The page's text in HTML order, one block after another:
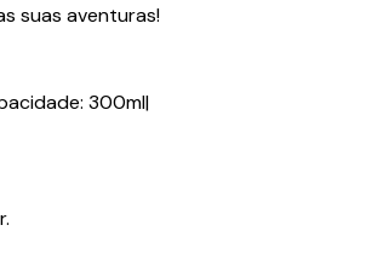
suas aventuras!
300ml|